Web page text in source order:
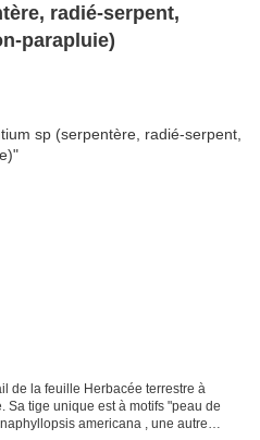
radié-serpent,
parapluie)
de la feuille Herbacée terrestre à
Sa tige unique est à motifs "peau de
americana , une autre